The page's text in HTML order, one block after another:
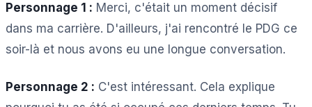
Personnage 1 : Merci, c'était un moment décisif
dans ma carrière. D'ailleurs, j'ai rencontré le PDG ce
soir-là et nous avons eu une longue conversation.
Personnage 2 : C'est intéressant. Cela explique